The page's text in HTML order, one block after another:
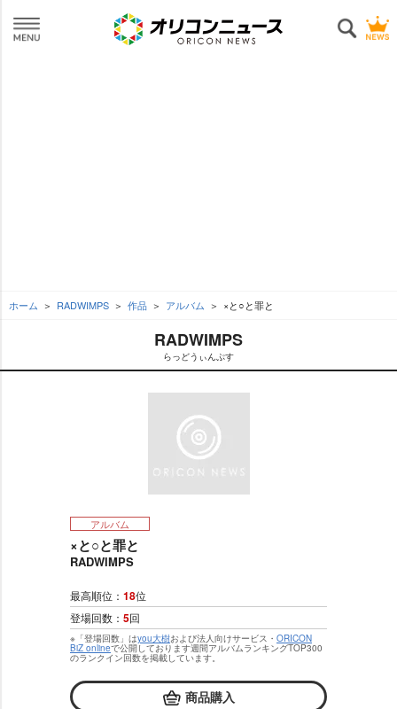
ホーム RADWIMPS 作品 アルバム ×と○と罪と
RADWIMPS
らっどうぃんぷす
アルバム
×と○と罪と
RADWIMPS
最高順位： 18位
登場回数： 5回
※「登場回数」はyou大樹および法人向けサービス・ ORICON
BiZ onlineで公開しております週間アルバムランキングTOP300
のランクイン回数を掲載しています。
商品購入